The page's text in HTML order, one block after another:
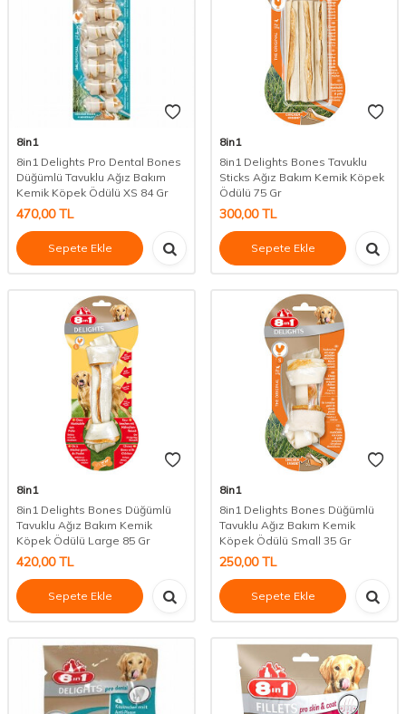
8in1
8in1 Delights Pro Dental Bones
Düğümlü Tavuklu Ağız Bakım
Kemik Köpek Ödülü XS 84 Gr
470,00TL
Sepete Ekle
8in1
8in1 Delights Bones Tavuklu
Sticks Ağız Bakım Kemik Köpek
Ödülü 75 Gr
300,00TL
Sepete Ekle
8in1
8in1 Delights Bones Düğümlü
Tavuklu Ağız Bakım Kemik
Köpek Ödülü Large 85 Gr
420,00TL
Sepete Ekle
8in1
8in1 Delights Bones Düğümlü
Tavuklu Ağız Bakım Kemik
Köpek Ödülü Small 35 Gr
250,00TL
Sepete Ekle